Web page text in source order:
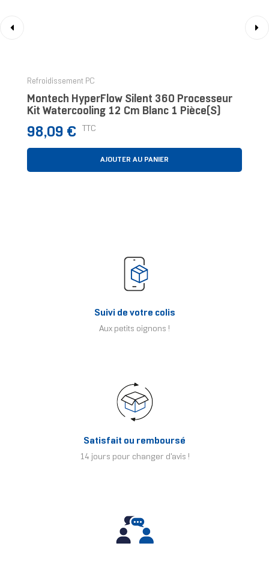
Refroidissement PC
Montech HyperFlow Silent 360 Processeur
Kit Watercooling 12 Cm Blanc 1 Pièce(s)
Prix
98,09 € TTC
AJOUTER AU PANIER
Suivi de votre colis
Aux petits oignons !
Satisfait ou remboursé
14 jours pour changer d'avis !